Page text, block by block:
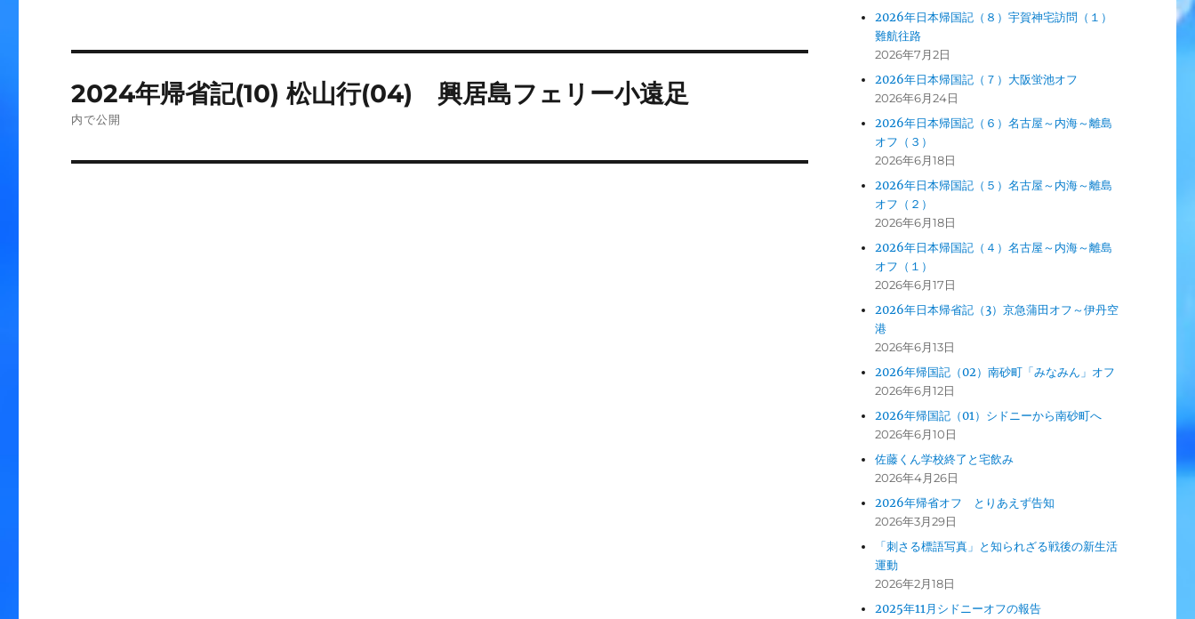
稿
2024年帰省記(10) 松山行(04) 興居島フェリー小遠足
内で公開
2026年日本帰国記（８）宇賀神宅訪問（１）
難航往路
2026年7月2日
2026年日本帰国記（７）大阪蛍池オフ
2026年6月24日
2026年日本帰国記（６）名古屋～内海～離島
オフ（３）
2026年6月18日
2026年日本帰国記（５）名古屋～内海～離島
オフ（２）
2026年6月18日
2026年日本帰国記（４）名古屋～内海～離島
オフ（１）
2026年6月17日
2026年日本帰省記（3）京急蒲田オフ～伊丹空
港
2026年6月13日
2026年帰国記（02）南砂町「みなみん」オフ
2026年6月12日
2026年帰国記（01）シドニーから南砂町へ
2026年6月10日
佐藤くん学校終了と宅飲み
2026年4月26日
2026年帰省オフ とりあえず告知
2026年3月29日
「刺さる標語写真」と知られざる戦後の新生活
運動
2026年2月18日
2025年11月シドニーオフの報告